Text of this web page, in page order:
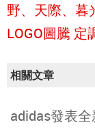
野、天際、暮
LOGO圖騰 定
相關文章
adidas發表全